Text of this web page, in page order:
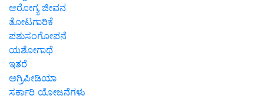
ಆರೋಗ್ಯ ಜೀವನ
ತೋಟಗಾರಿಕೆ
ಪಶುಸಂಗೋಪನೆ
ಯಶೋಗಾಥೆ
ಇತರೆ
ಅಗ್ರಿಪೀಡಿಯಾ
ಸರ್ಕಾರಿ ಯೋಜನೆಗಳು